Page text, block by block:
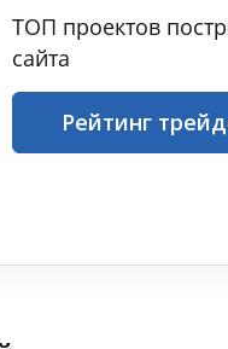
ТОП проектов
сайта
Рейтинг